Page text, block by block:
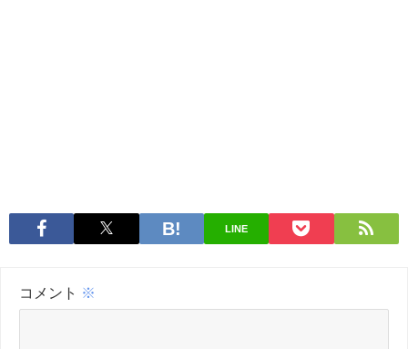
LINE
コメント ※